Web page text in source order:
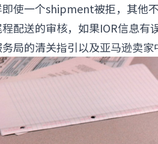
使一个shipment被拒，其他
程配送的审核，如果IOR信息有
局的清关指引以及亚马逊卖家